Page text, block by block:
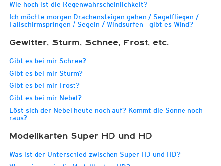
Wie hoch ist die Regenwahrscheinlichkeit?
Ich möchte morgen Drachensteigen gehen / Segelfliegen /
Fallschirmspringen / Segeln / Windsurfen - gibt es Wind?
Gewitter, Sturm, Schnee, Frost, etc.
Gibt es bei mir Schnee?
Gibt es bei mir Sturm?
Gibt es bei mir Frost?
Gibt es bei mir Nebel?
Löst sich der Nebel heute noch auf? Kommt die Sonne noch
raus?
Modellkarten Super HD und HD
Was ist der Unterschied zwischen Super HD und HD?